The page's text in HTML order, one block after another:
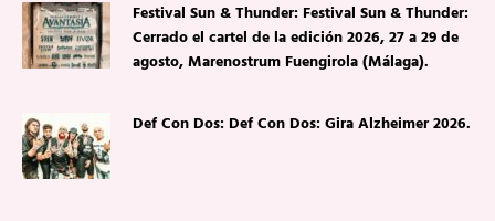
Festival Sun & Thunder: Festival Sun & Thunder:
Cerrado el cartel de la edición 2026, 27 a 29 de
agosto, Marenostrum Fuengirola (Málaga).
Def Con Dos: Def Con Dos: Gira Alzheimer 2026.